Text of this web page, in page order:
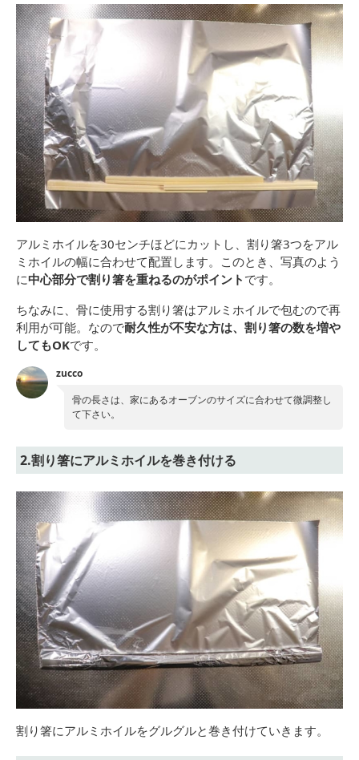
アルミホイルを30センチほどにカットし、割り箸3つをアル
ミホイルの幅に合わせて配置します。このとき、写真のよう
に中心部分で割り箸を重ねるのがポイント です。
ちなみに、骨に使用する割り箸はアルミホイルで包むので再
利用が可能。なので耐久性が不安な方は、割り箸の数を増や
してもOKです。
zucco
骨の長さは、家にあるオーブンのサイズに合わせて微調整し
て下さい。
2.割り箸にアルミホイルを巻き付ける
割り箸にアルミホイルをグルグルと巻き付けていきます。